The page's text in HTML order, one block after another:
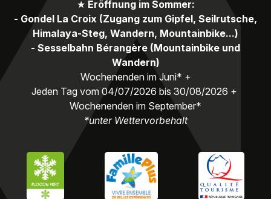
★ Eröffnung im Sommer:
- Gondel La Croix (Zugang zum Gipfel, Seilrutsche,
Himalaya-Steg, Wandern, Mountainbike...)
- Sesselbahn Bérangère (Mountainbike und
Wandern)
Wochenenden im Juni* +
Jeden Tag vom 04/07/2026 bis 30/08/2026 +
Wochenenden im September*
*unter Wettervorbehalt